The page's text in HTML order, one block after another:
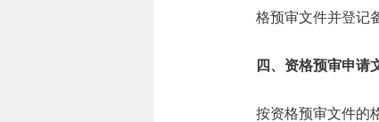
格预审文件并登记
四、资格预审申请
按资格预审文件的